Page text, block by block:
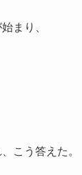
まり、
こう答えた。